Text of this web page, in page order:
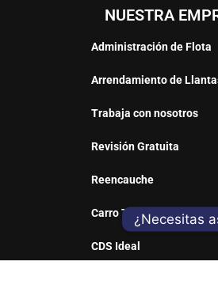
NUESTRA
Administración de Flota
Arrendamiento de
Trabaja con nosotros
Revisión Gratuita
Reencauche
Carro Taller
CDS Ideal
¿Necesitas